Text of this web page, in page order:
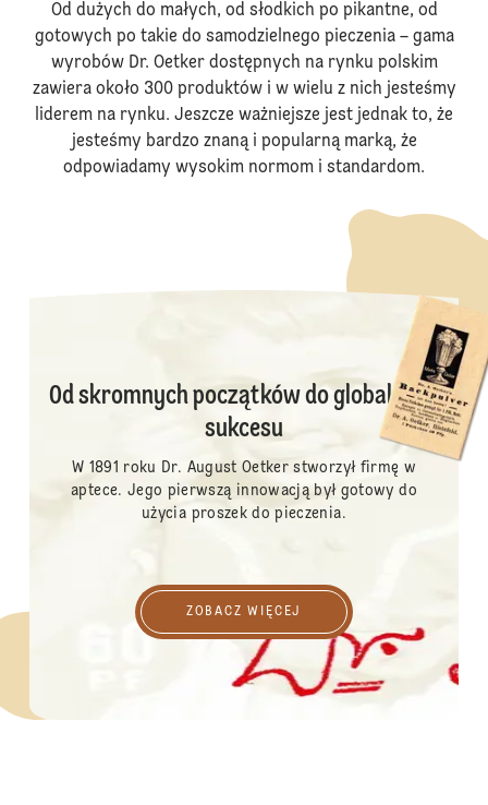
Od dużych do małych, od słodkich po pikantne, od
gotowych po takie do samodzielnego pieczenia – gama
wyrobów Dr. Oetker dostępnych na rynku polskim
zawiera około 300 produktów i w wielu z nich jesteśmy
liderem na rynku. Jeszcze ważniejsze jest jednak to, że
jesteśmy bardzo znaną i popularną marką, że
odpowiadamy wysokim normom i standardom.
Od skromnych początków do globalnego
sukcesu
W 1891 roku Dr. August Oetker stworzył firmę w
aptece. Jego pierwszą innowacją był gotowy do
użycia proszek do pieczenia.
ZOBACZ WIĘCEJ